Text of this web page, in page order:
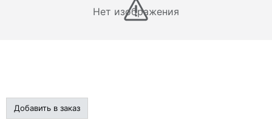
Нет изображения
Добавить в заказ